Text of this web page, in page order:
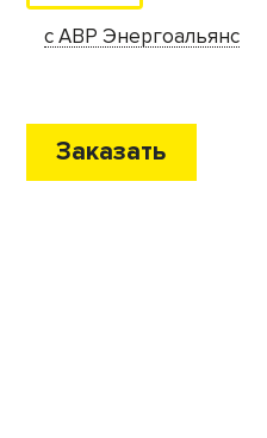
с АВР Энергоальянс
Заказать